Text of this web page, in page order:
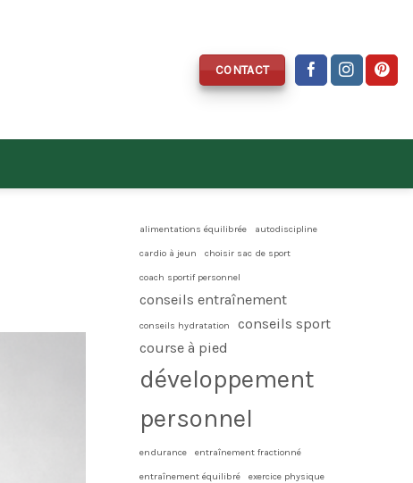
CONTACT
alimentations équilibrée autodiscipline
cardio à jeun choisir sac de sport
coach sportif personnel
conseils entraînement
conseils hydratation
conseils sport
course à pied
développement
personnel
endurance entraînement fractionné
entraînement équilibré exercice physique